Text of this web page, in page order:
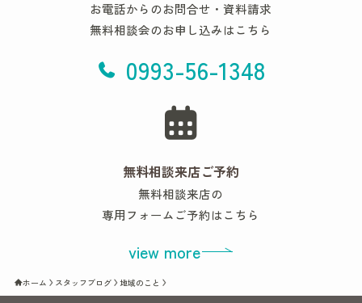
お電話からのお問合せ・資料請求
無料相談会のお申し込みはこちら
0993-56-1348
無料相談来店ご予約
無料相談来店の
専用フォームご予約はこちら
view more
ホーム スタッフブログ 地域のこと